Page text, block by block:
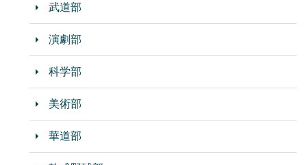
武道部
演劇部
科学部
美術部
華道部